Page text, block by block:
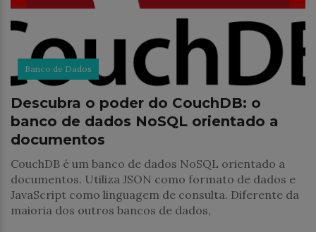
Banco de Dados
Descubra o poder do CouchDB: o
banco de dados NoSQL orientado a
documentos
CouchDB é um banco de dados NoSQL orientado a
documentos. Utiliza JSON como formato de dados e
JavaScript como linguagem de consulta. Diferente da
maioria dos outros bancos de dados,